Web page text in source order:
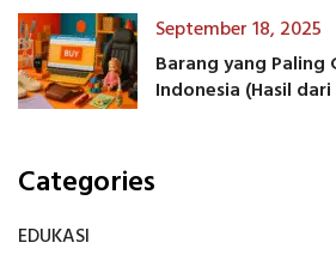
September 18, 2025
Barang yang Paling
Indonesia (Hasil dari
Categories
EDUKASI